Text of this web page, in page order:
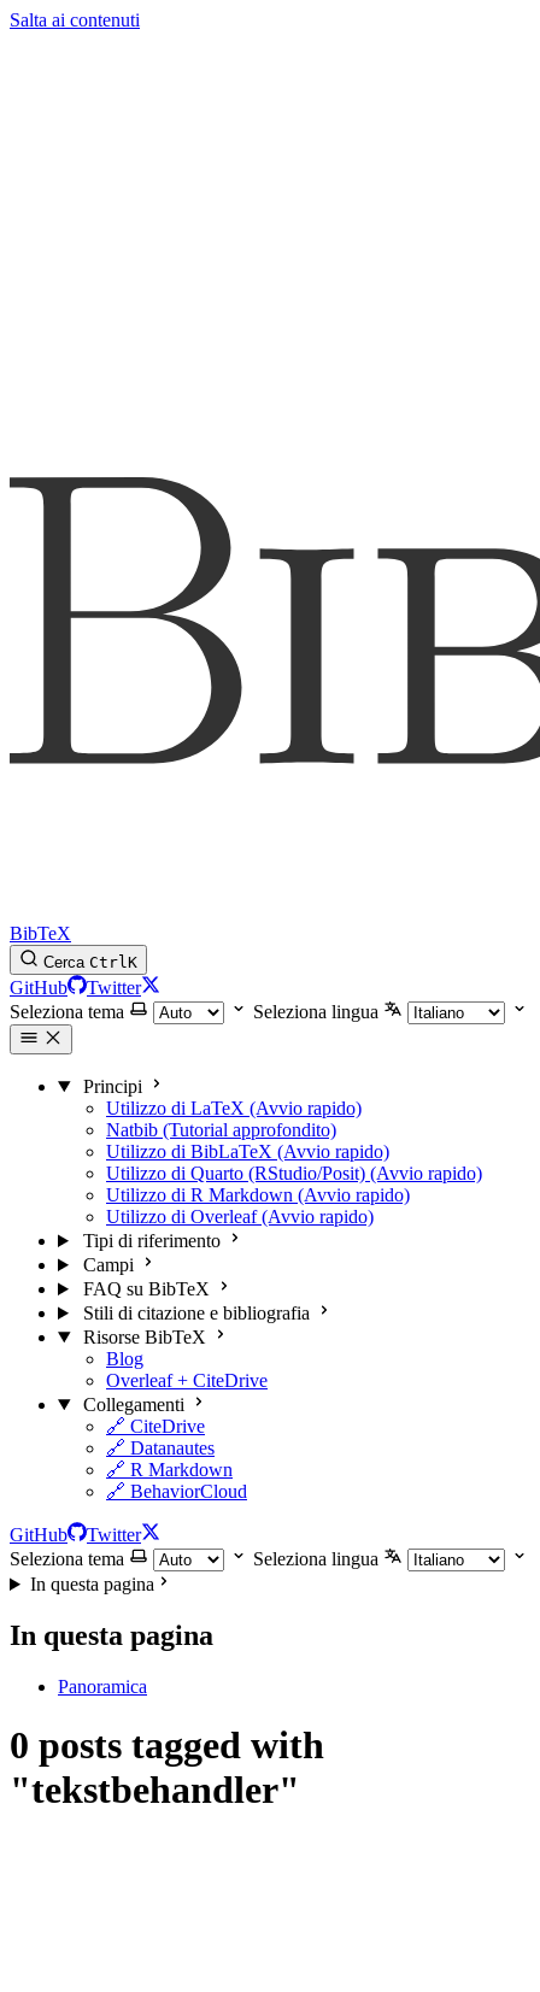
Salta ai contenuti
BibTeX
Cerca CtrlK
GitHub
Twitter
Seleziona tema
Seleziona lingua
Principi
Utilizzo di LaTeX (Avvio rapido)
Natbib (Tutorial approfondito)
Utilizzo di BibLaTeX (Avvio rapido)
Utilizzo di Quarto (RStudio/Posit) (Avvio rapido)
Utilizzo di R Markdown (Avvio rapido)
Utilizzo di Overleaf (Avvio rapido)
Tipi di riferimento
Campi
FAQ su BibTeX
Stili di citazione e bibliografia
Risorse BibTeX
Blog
Overleaf + CiteDrive
Collegamenti
🔗 CiteDrive
🔗 Datanautes
🔗 R Markdown
🔗 BehaviorCloud
GitHub
Twitter
Seleziona tema
Seleziona lingua
In questa pagina
In questa pagina
Panoramica
0 posts tagged with
"tekstbehandler"